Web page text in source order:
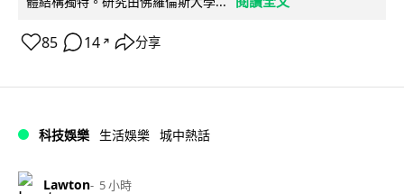
85 14 ↗ 分享
科技娛樂 生活娛樂 城中熱話
Lawton 5 小時